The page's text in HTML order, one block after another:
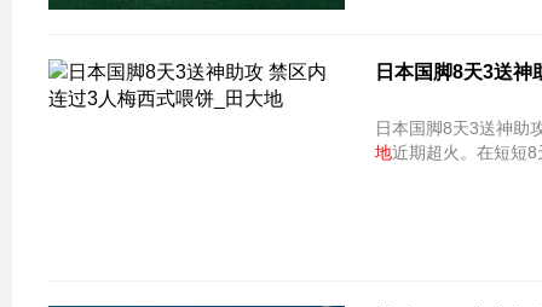
日本国脚8天3送
日本国脚8天3送神助
地近期超火。在短短